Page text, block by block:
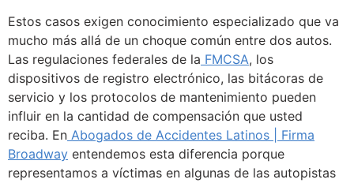
Estos casos exigen conocimiento especializado que va
mucho más allá de un choque común entre dos autos.
Las regulaciones federales de la FMCSA, los
dispositivos de registro electrónico, las bitácoras de
servicio y los protocolos de mantenimiento pueden
influir en la cantidad de compensación que usted
reciba. En Abogados de Accidentes Latinos | Firma
Broadway entendemos esta diferencia porque
representamos a víctimas en algunas de las autopistas